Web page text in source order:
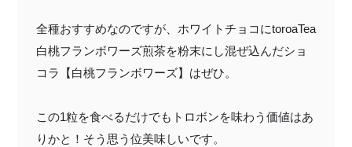
全種おすすめなのですが、ホワイトチョコにtoroaTea
白桃フランボワーズ煎茶を粉末にし混ぜ込んだショ
コラ【白桃フランボワーズ】はぜひ。
この1粒を食べるだけでもトロボンを味わう価値はあ
りかと！そう思う位美味しいです。